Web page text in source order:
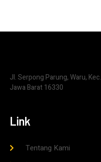
Jl. Serpong Parung, Waru,
Jawa Barat 16330
Link
Tentang Kami